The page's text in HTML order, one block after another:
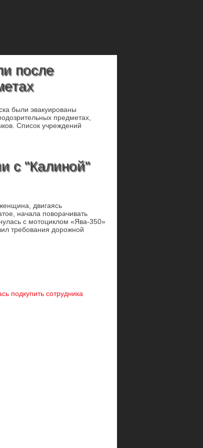
после
были эвакуированы
предметах,
Список учреждений
с "Калиной"
двигаясь
начала поворачивать
с мотоциклом «Ява-350»
требования дорожной
подкупить сотрудника